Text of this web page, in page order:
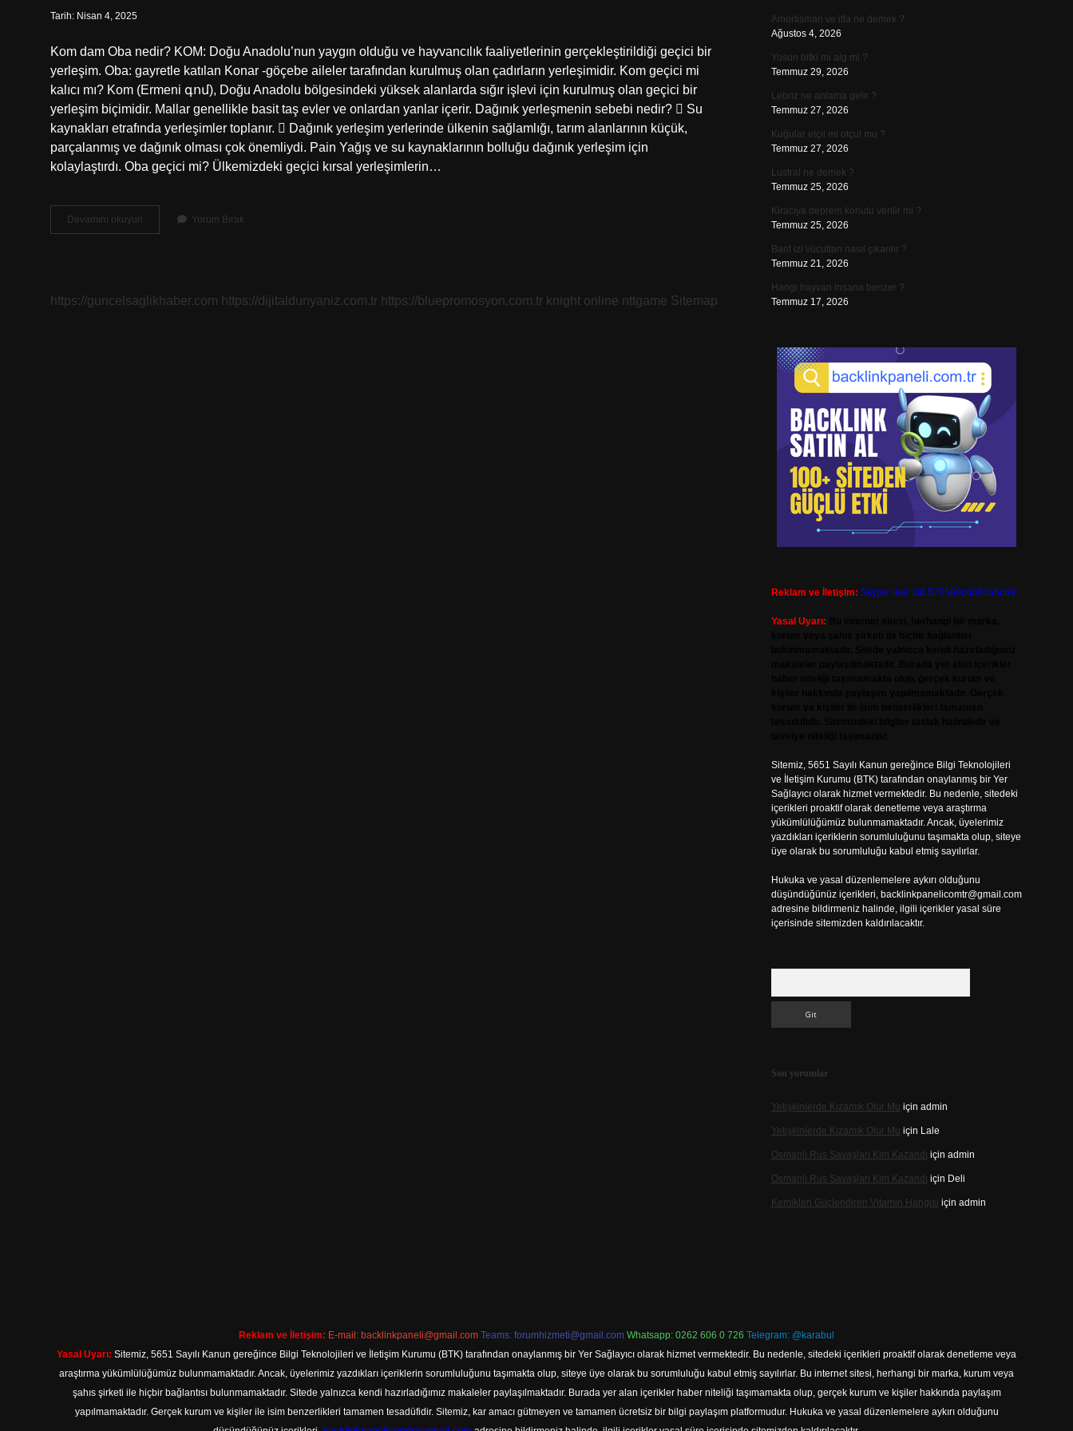
Tarih: Nisan 4, 2025
Kom dam Oba nedir? KOM: Doğu Anadolu’nun yaygın olduğu ve hayvancılık faaliyetlerinin gerçekleştirildiği geçici bir
yerleşim. Oba: gayretle katılan Konar -göçebe aileler tarafından kurulmuş olan çadırların yerleşimidir. Kom geçici mi
kalıcı mı? Kom (Ermeni գոմ), Doğu Anadolu bölgesindeki yüksek alanlarda sığır işlevi için kurulmuş olan geçici bir
yerleşim biçimidir. Mallar genellikle basit taş evler ve onlardan yanlar içerir. Dağınık yerleşmenin sebebi nedir?  Su
kaynakları etrafında yerleşimler toplanır.  Dağınık yerleşim yerlerinde ülkenin sağlamlığı, tarım alanlarının küçük,
parçalanmış ve dağınık olması çok önemliydi. Pain Yağış ve su kaynaklarının bolluğu dağınık yerleşim için
kolaylaştırdı. Oba geçici mi? Ülkemizdeki geçici kırsal yerleşimlerin…
Devamını okuyun
Oba
Yorum Bırak
https://guncelsaglikhaber.com https://dijitaldunyaniz.com.tr https://bluepromosyon.com.tr knight online nttgame Sitemap
Amortisman ve itfa ne demek ?
Ağustos 4, 2026
Yosun bitki mi alg mi ?
Temmuz 29, 2026
Lebriz ne anlama gelir ?
Temmuz 27, 2026
Kuğular etçil mi otçul mu ?
Temmuz 27, 2026
Lustral ne demek ?
Temmuz 25, 2026
Kiracıya deprem konutu verilir mi ?
Temmuz 25, 2026
Bant izi vücuttan nasıl çıkarılır ?
Temmuz 21, 2026
Hangi hayvan insana benzer ?
Temmuz 17, 2026
Reklam ve İletişim: Skype: live:.cid.575569c608265c69
Yasal Uyarı:
Sitemiz, 5651 Sayılı Kanun gereğince Bilgi Teknolojileri
ve İletişim Kurumu (BTK) tarafından onaylanmış bir Yer
Sağlayıcı olarak hizmet vermektedir. Bu nedenle, sitedeki
içerikleri proaktif olarak denetleme veya araştırma
yükümlülüğümüz bulunmamaktadır. Ancak, üyelerimiz
yazdıkları içeriklerin sorumluluğunu taşımakta olup, siteye
üye olarak bu sorumluluğu kabul etmiş sayılırlar.
Hukuka ve yasal düzenlemelere aykırı olduğunu
düşündüğünüz içerikleri, backlinkpanelicomtr@gmail.com
adresine bildirmeniz halinde, ilgili içerikler yasal süre
içerisinde sitemizden kaldırılacaktır.
Son yorumlar
Yetişkinlerde Kızamık Olur Mu için admin
Yetişkinlerde Kızamık Olur Mu için Lale
Osmanlı Rus Savaşları Kim Kazandı için admin
Osmanlı Rus Savaşları Kim Kazandı için Deli
Kemikleri Güçlendiren Vitamin Hangisi için admin
Reklam ve İletişim: E-mail: backlinkpaneli@gmail.com Teams: forumhizmeti@gmail.com Whatsapp: 0262 606 0 726 Telegram: @karabul
Yasal Uyarı: Sitemiz, 5651 Sayılı Kanun gereğince Bilgi Teknolojileri ve İletişim Kurumu (BTK) tarafından onaylanmış bir Yer Sağlayıcı olarak hizmet vermektedir. Bu nedenle, sitedeki içerikleri proaktif olarak denetleme veya
araştırma yükümlülüğümüz bulunmamaktadır. Ancak, üyelerimiz yazdıkları içeriklerin sorumluluğunu taşımakta olup, siteye üye olarak bu sorumluluğu kabul etmiş sayılırlar. Bu internet sitesi, herhangi bir marka, kurum veya
şahıs şirketi ile hiçbir bağlantısı bulunmamaktadır. Sitede yalnızca kendi hazırladığımız makaleler paylaşılmaktadır. Burada yer alan içerikler haber niteliği taşımamakta olup, gerçek kurum ve kişiler hakkında paylaşım
yapılmamaktadır. Gerçek kurum ve kişiler ile isim benzerlikleri tamamen tesadüfidir. Sitemiz, kar amacı gütmeyen ve tamamen ücretsiz bir bilgi paylaşım platformudur. Hukuka ve yasal düzenlemelere aykırı olduğunu